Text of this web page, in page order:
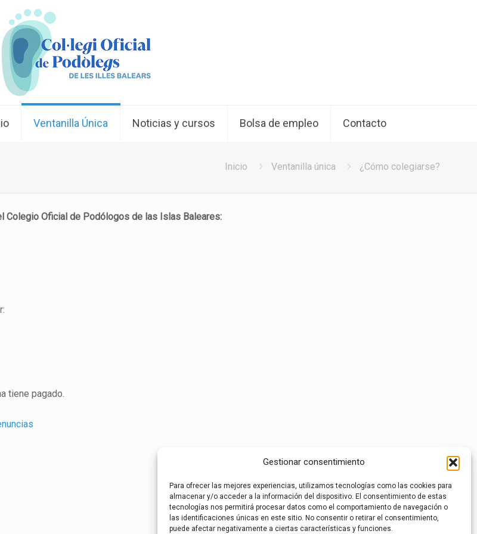
Gestionar consentimiento
Para ofrecer las mejores experiencias, utilizamos tecnologías como las cookies para
almacenar y/o acceder a la información del dispositivo. El consentimiento de estas
tecnologías nos permitirá procesar datos como el comportamiento de navegación o
las identificaciones únicas en este sitio. No consentir o retirar el consentimiento,
puede afectar negativamente a ciertas características y funciones.
Ventanilla Única Noticias y cursos Bolsa de empleo Contacto
Inicio Ventanilla única ¿Cómo colegiarse?
Colegio Oficial de Podólogos de las Islas Baleares:
tiene pagado.